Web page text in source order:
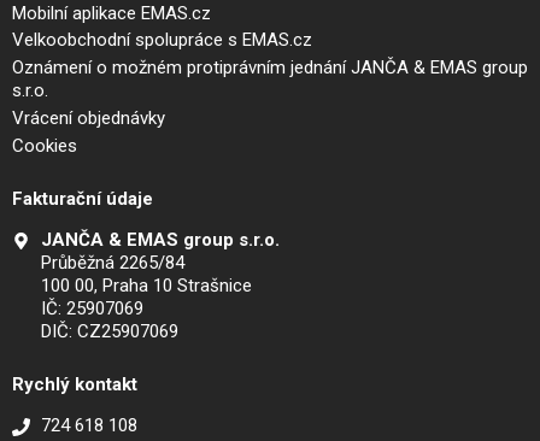
Mobilní aplikace EMAS.cz
Velkoobchodní spolupráce s EMAS.cz
Oznámení o možném protiprávním jednání JANČA & EMAS group
s.r.o.
Vrácení objednávky
Cookies
Fakturační údaje
JANČA & EMAS group s.r.o.
Průběžná 2265/84
100 00, Praha 10 Strašnice
IČ: 25907069
DIČ: CZ25907069
Rychlý kontakt
724 618 108